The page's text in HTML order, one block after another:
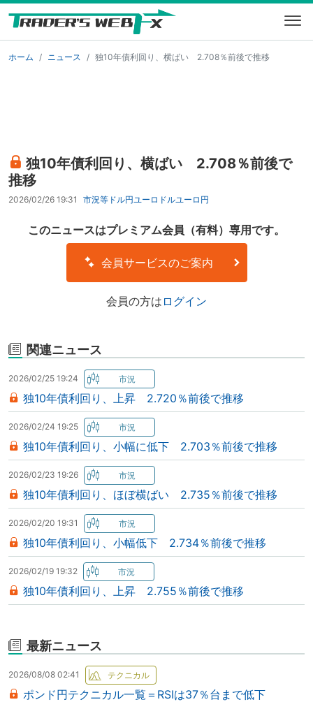
ホーム ニュース 独10年債利回り、横ばい 2.708％前後で推移
独10年債利回り、横ばい 2.708％前後で
推移
2026/02/26 19:31 市況等 ドル円ユーロドルユーロ円
このニュースはプレミアム会員（有料）専用です。
会員サービスのご案内
会員の方は ログイン
関連ニュース
2026/02/25 19:24
独10年債利回り、上昇 2.720％前後で推移
2026/02/24 19:25
独10年債利回り、小幅に低下 2.703％前後で推移
2026/02/23 19:26
独10年債利回り、ほぼ横ばい 2.735％前後で推移
2026/02/20 19:31
独10年債利回り、小幅低下 2.734％前後で推移
2026/02/19 19:32
独10年債利回り、上昇 2.755％前後で推移
最新ニュース
2026/08/08 02:41
ポンド円テクニカル一覧＝RSIは37％台まで低下